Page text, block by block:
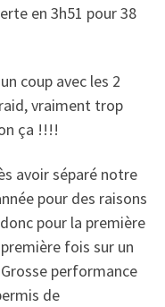
en 3h51 pour 38
coup avec les 2
vraiment trop
ça !!!!
avoir séparé notre
pour des raisons
pour la première
fois sur un
performance
de